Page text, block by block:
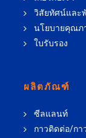
วิสัยทัศน์และ
นโยบายคุณภ
ใบรับรอง
ผลิตภัณฑ์
ซีลแลนท์
กาวติดต่อ/กา